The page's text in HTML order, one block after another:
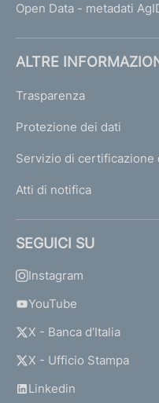
Open Data - metadati
ALTRE
Trasparenza
Protezione dei dati
Servizio di certificazione
Atti di notifica
SEGUICI SU
Instagram
YouTube
X - Banca d’Italia
X - Ufficio Stampa
Linkedin